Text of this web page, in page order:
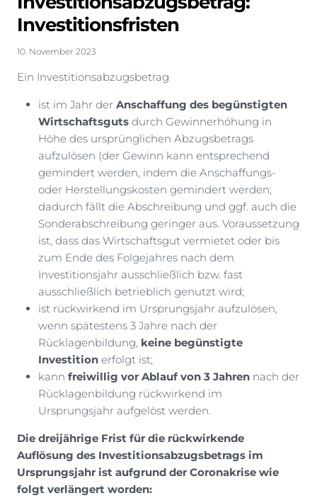
Investitionsfristen
10. November 2023
Ein Investitionsabzugsbetrag
ist im Jahr der Anschaffung des begünstigten
Wirtschaftsguts durch Gewinnerhöhung in
Höhe des ursprünglichen Abzugsbetrags
aufzulösen (der Gewinn kann entsprechend
gemindert werden, indem die Anschaffungs-
oder Herstellungskosten gemindert werden;
dadurch fällt die Abschreibung und ggf. auch die
Sonderabschreibung geringer aus. Voraussetzung
ist, dass das Wirtschaftsgut vermietet oder bis
zum Ende des Folgejahres nach dem
Investitionsjahr ausschließlich bzw. fast
ausschließlich betrieblich genutzt wird;
ist rückwirkend im Ursprungsjahr aufzulösen,
wenn spätestens 3 Jahre nach der
Rücklagenbildung, keine begünstigte
Investition erfolgt ist;
kann freiwillig vor Ablauf von 3 Jahren nach der
Rücklagenbildung rückwirkend im
Ursprungsjahr aufgelöst werden.
Die dreijährige Frist für die rückwirkende
Auflösung des Investitionsabzugsbetrags im
Ursprungsjahr ist aufgrund der Coronakrise wie
folgt verlängert worden: